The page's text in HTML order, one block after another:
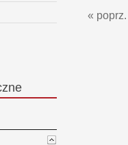
« poprz.